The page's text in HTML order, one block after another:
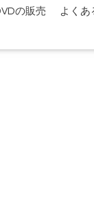
の販売 よくあ